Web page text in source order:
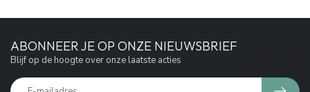
ABONNEER JE OP ONZE NIEUWSBRIEF
Blijf op de hoogte over onze laatste acties